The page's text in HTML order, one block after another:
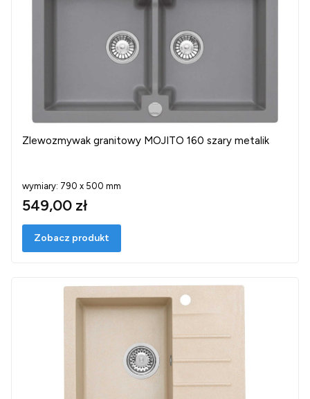
Zlewozmywak granitowy MOJITO 160 szary metalik
wymiary: 790 x 500 mm
549,00 zł
Zobacz produkt